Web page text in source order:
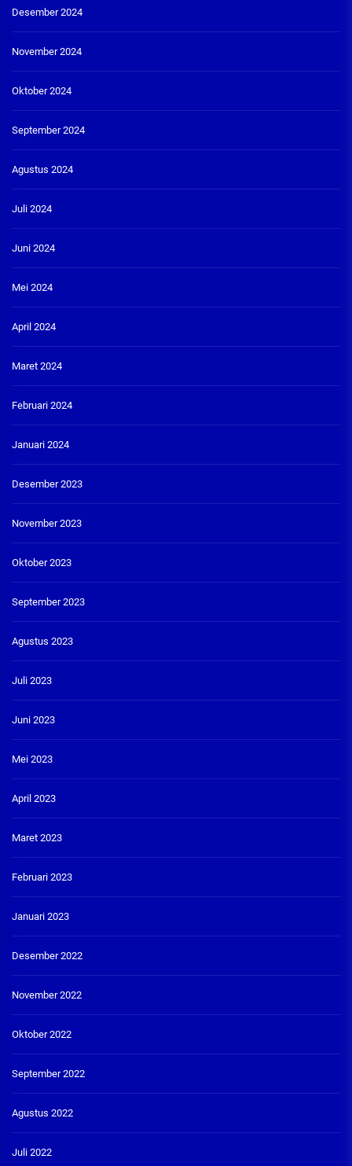
Desember 2024
November 2024
Oktober 2024
September 2024
Agustus 2024
Juli 2024
Juni 2024
Mei 2024
April 2024
Maret 2024
Februari 2024
Januari 2024
Desember 2023
November 2023
Oktober 2023
September 2023
Agustus 2023
Juli 2023
Juni 2023
Mei 2023
April 2023
Maret 2023
Februari 2023
Januari 2023
Desember 2022
November 2022
Oktober 2022
September 2022
Agustus 2022
Juli 2022